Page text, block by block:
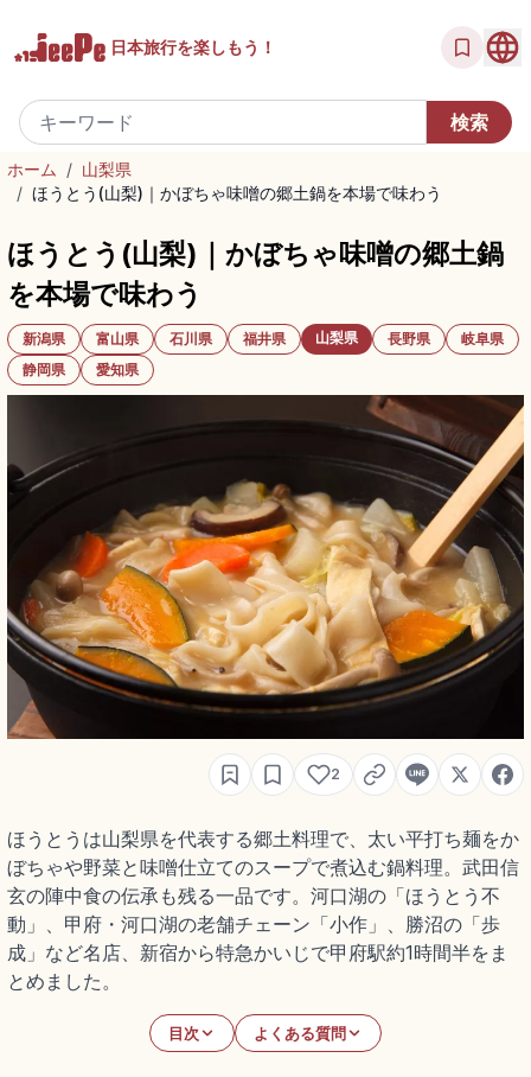
日本旅行を楽しもう！
ホーム / 山梨県
/ ほうとう(山梨)｜かぼちゃ味噌の郷土鍋を本場で味わう
ほうとう(山梨)｜かぼちゃ味噌の郷土鍋
を本場で味わう
新潟県 富山県 石川県 福井県 山梨県 長野県
岐阜県
静岡県
愛知県
2
ほうとうは山梨県を代表する郷土料理で、太い平打ち麺をか
ぼちゃや野菜と味噌仕立てのスープで煮込む鍋料理。武田信
玄の陣中食の伝承も残る一品です。河口湖の「ほうとう不
動」、甲府・河口湖の老舗チェーン「小作」、勝沼の「歩
成」など名店、新宿から特急かいじで甲府駅約1時間半をま
とめました。
目次 よくある質問